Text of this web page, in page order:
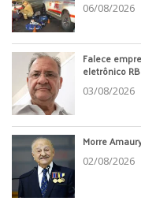
06/08/2026
Falece
eletrônico
03/08/2026
Morre
02/08/2026